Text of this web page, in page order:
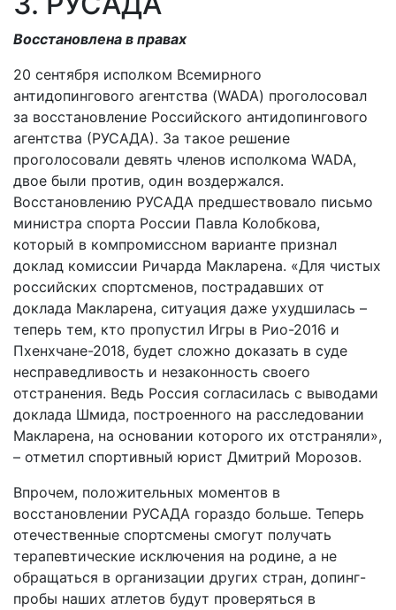
Восстановлена в правах
20 сентября исполком Всемирного
антидопингового агентства (WADA) проголосовал
за восстановление Российского антидопингового
агентства (РУСАДА). За такое решение
проголосовали девять членов исполкома WADA,
двое были против, один воздержался.
Восстановлению РУСАДА предшествовало письмо
министра спорта России Павла Колобкова,
который в компромиссном варианте признал
доклад комиссии Ричарда Макларена. «Для чистых
российских спортсменов, пострадавших от
доклада Макларена, ситуация даже ухудшилась –
теперь тем, кто пропустил Игры в Рио-2016 и
Пхенхчане-2018, будет сложно доказать в суде
несправедливость и незаконность своего
отстранения. Ведь Россия согласилась с выводами
доклада Шмида, построенного на расследовании
Макларена, на основании которого их отстраняли»,
– отметил спортивный юрист Дмитрий Морозов.
Впрочем, положительных моментов в
восстановлении РУСАДА гораздо больше. Теперь
отечественные спортсмены смогут получать
терапевтические исключения на родине, а не
обращаться в организации других стран, допинг-
пробы наших атлетов будут проверяться в